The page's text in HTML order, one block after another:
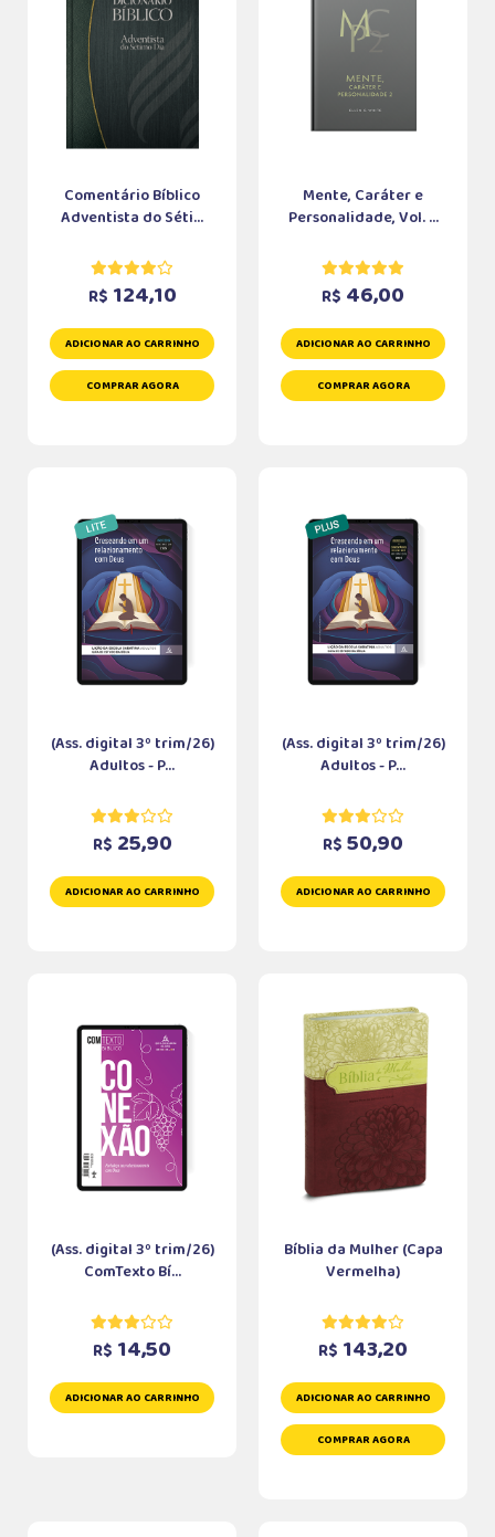
Comentário Bíblico
Adventista do Séti...
R$ 124,10
ADICIONAR AO CARRINHO
COMPRAR AGORA
Mente, Caráter e
Personalidade, Vol. ...
R$ 46,00
ADICIONAR AO CARRINHO
COMPRAR AGORA
(Ass. digital 3º trim/26)
Adultos - P...
R$ 25,90
ADICIONAR AO CARRINHO
(Ass. digital 3º trim/26)
Adultos - P...
R$ 50,90
ADICIONAR AO CARRINHO
(Ass. digital 3º trim/26)
ComTexto Bí...
R$ 14,50
ADICIONAR AO CARRINHO
Bíblia da Mulher (Capa
Vermelha)
R$ 143,20
ADICIONAR AO CARRINHO
COMPRAR AGORA